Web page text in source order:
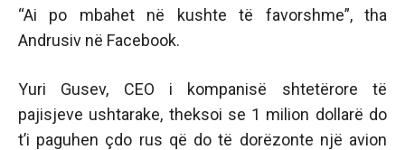
“Ai po mbahet në kushte të favorshme”, tha
Andrusiv në Facebook.
Yuri Gusev, CEO i kompanisë shtetërore të
pajisjeve ushtarake, theksoi se 1 milion dollarë do
t’i paguhen çdo rus që do të dorëzonte një avion